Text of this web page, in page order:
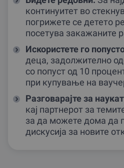
континуитет во
погрижете се детето
посетува закажаните
Искористете го
деца, задолжително
со попуст од 10
при купување на
Разговарајте за
кај партнерот за
за да можете дома да
дискусија за новите